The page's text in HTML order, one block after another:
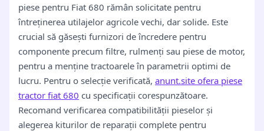
piese pentru Fiat 680 rămân solicitate pentru
întreținerea utilajelor agricole vechi, dar solide. Este
crucial să găsești furnizori de încredere pentru
componente precum filtre, rulmenți sau piese de motor,
pentru a menține tractoarele în parametrii optimi de
lucru. Pentru o selecție verificată,anunt.site ofera piese
tractor fiat 680 cu specificații corespunzătoare.
Recomand verificarea compatibilității pieselor și
alegerea kiturilor de reparații complete pentru